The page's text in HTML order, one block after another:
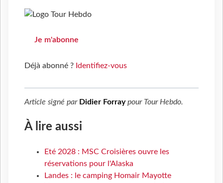
Je m'abonne
Déjà abonné ? Identifiez-vous
Article signé par Didier Forraypour Tour Hebdo.
À lire aussi
Eté 2028 : MSC Croisières ouvre les
réservations pour l'Alaska
Landes : le camping Homair Mayotte